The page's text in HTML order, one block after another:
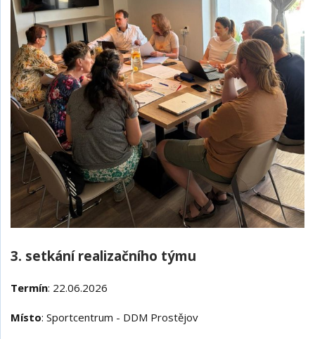
3. setkání realizačního týmu
Termín: 22.06.2026
Místo: Sportcentrum - DDM Prostějov